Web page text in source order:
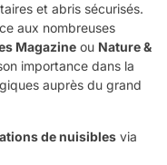
et abris sécurisés.
aux nombreuses
Magazine ou Nature &
importance dans la
auprès du grand
de nuisibles via